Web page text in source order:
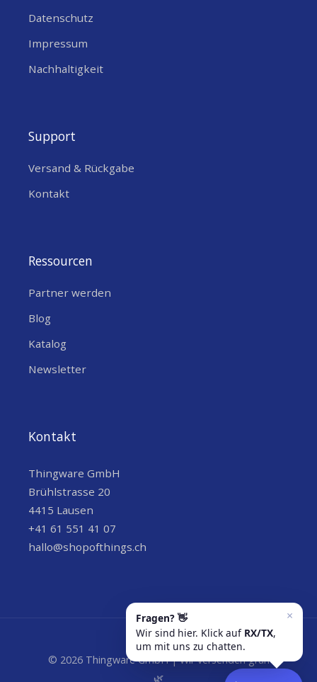
Datenschutz
Impressum
Nachhaltigkeit
Support
Versand & Rückgabe
Kontakt
Ressourcen
Partner werden
Blog
Katalog
Newsletter
Kontakt
Thingware GmbH
Brühlstrasse 20
4415 Lausen
+41 61 551 41 07
hallo@shopofthings.ch
© 2026 Thingware GmbH | Wir versenden grün
🌿